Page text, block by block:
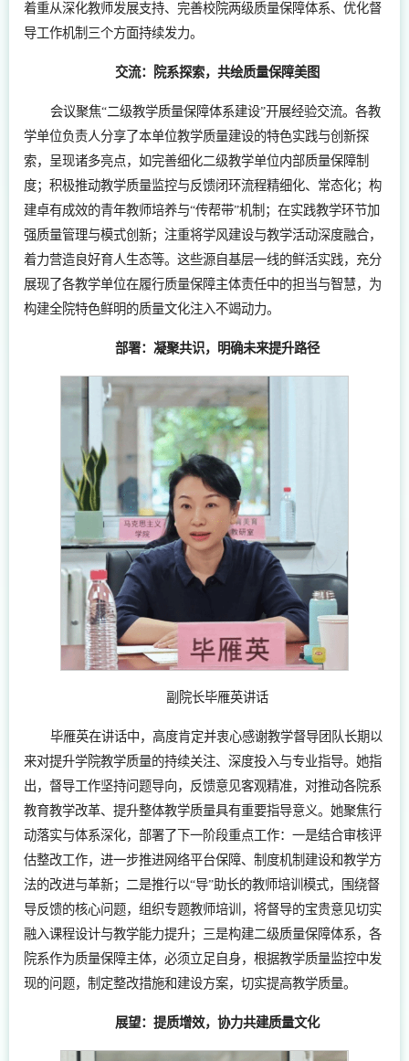
着重从深化教师发展支持、完善校院两级质量保障体系、优化督
导工作机制三个方面持续发力。
交流：院系探索，共绘质量保障美图
会议聚焦“二级教学质量保障体系建设”开展经验交流。各教
学单位负责人分享了本单位教学质量建设的特色实践与创新探
索，呈现诸多亮点，如完善细化二级教学单位内部质量保障制
度；积极推动教学质量监控与反馈闭环流程精细化、常态化；构
建卓有成效的青年教师培养与“传帮带”机制；在实践教学环节加
强质量管理与模式创新；注重将学风建设与教学活动深度融合，
着力营造良好育人生态等。这些源自基层一线的鲜活实践，充分
展现了各教学单位在履行质量保障主体责任中的担当与智慧，为
构建全院特色鲜明的质量文化注入不竭动力。
部署：凝聚共识，明确未来提升路径
副院长毕雁英讲话
毕雁英在讲话中，高度肯定并衷心感谢教学督导团队长期以
来对提升学院教学质量的持续关注、深度投入与专业指导。她指
出，督导工作坚持问题导向，反馈意见客观精准，对推动各院系
教育教学改革、提升整体教学质量具有重要指导意义。她聚焦行
动落实与体系深化，部署了下一阶段重点工作：一是结合审核评
估整改工作，进一步推进网络平台保障、制度机制建设和教学方
法的改进与革新；二是推行以“导”助长的教师培训模式，围绕督
导反馈的核心问题，组织专题教师培训，将督导的宝贵意见切实
融入课程设计与教学能力提升；三是构建二级质量保障体系，各
院系作为质量保障主体，必须立足自身，根据教学质量监控中发
现的问题，制定整改措施和建设方案，切实提高教学质量。
展望：提质增效，协力共建质量文化